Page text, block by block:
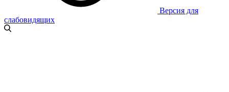
Версия для
слабовидящих